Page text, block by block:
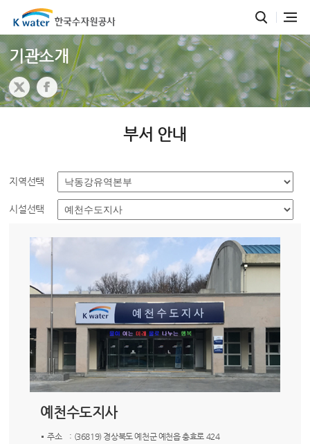
기관소개
부서 안내
지역선택
시설선택
예천수도지사
주소
: (36819) 경상북도 예천군 예천읍 충효로 424